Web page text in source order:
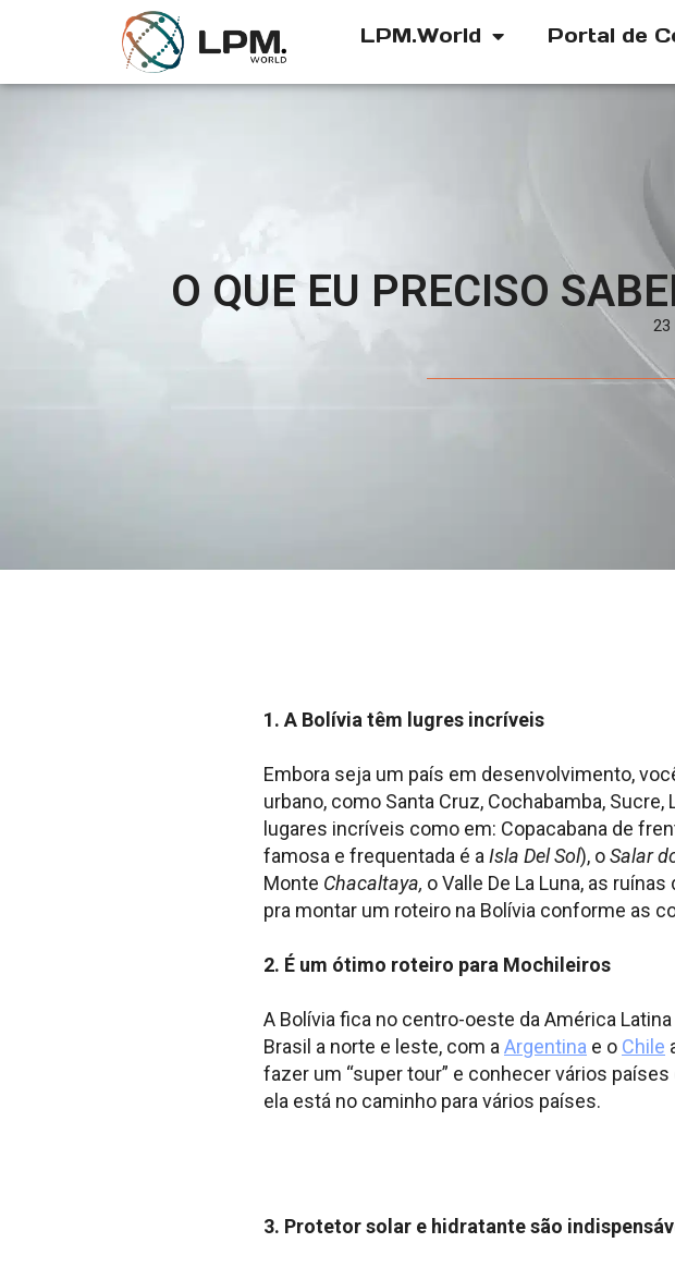
LPM.World Portal de
O QUE EU PRECISO
23
1. A Bolívia têm lugres incríveis
Embora seja um país em desenvolvimento,
urbano, como Santa Cruz, Cochabamba,
lugares incríveis como em: Copacabana de
famosa e frequentada é a Isla Del Sol), oSalar
Monte Chacaltaya, o Valle De La Luna, as
pra montar um roteiro na Bolívia conforme as
2. É um ótimo roteiro para Mochileiros
A Bolívia fica no centro-oeste da América
Brasil a norte e leste, com a Argentina e o Chile
fazer um “super tour” e conhecer vários
ela está no caminho para vários países.
3. Protetor solar e hidratante são